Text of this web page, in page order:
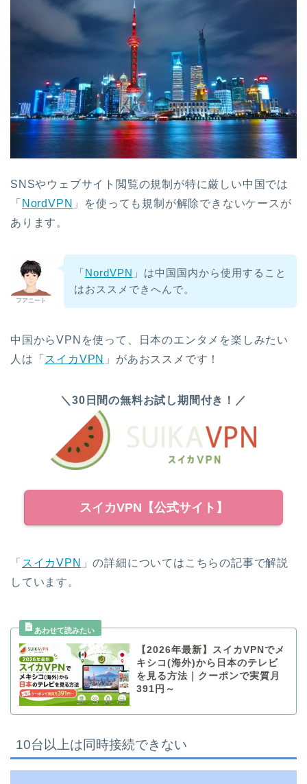
SNSやウェブサイト閲覧の規制が特に厳しい中国では
「 NordVPN 」を使っても規制が解除できないケースが
あります。
フアニート
「NordVPN 」は中国国内から使用すること
はおススメできへんで。
中国からVPNを使って、日本のエンタメを楽しみたい
人は「 スイカVPN 」があおススメです！
＼30日間の無料お試し期間付き！／
スイカVPN【公式サイト】
「 スイカVPN 」の詳細についてはこちらの記事で解説
しています。
【2026年最新】スイカVPNでメ
キシコ(海外)から日本のテレビ
を見る方法｜クーポンで実質月
391円～
10台以上は同時接続できない